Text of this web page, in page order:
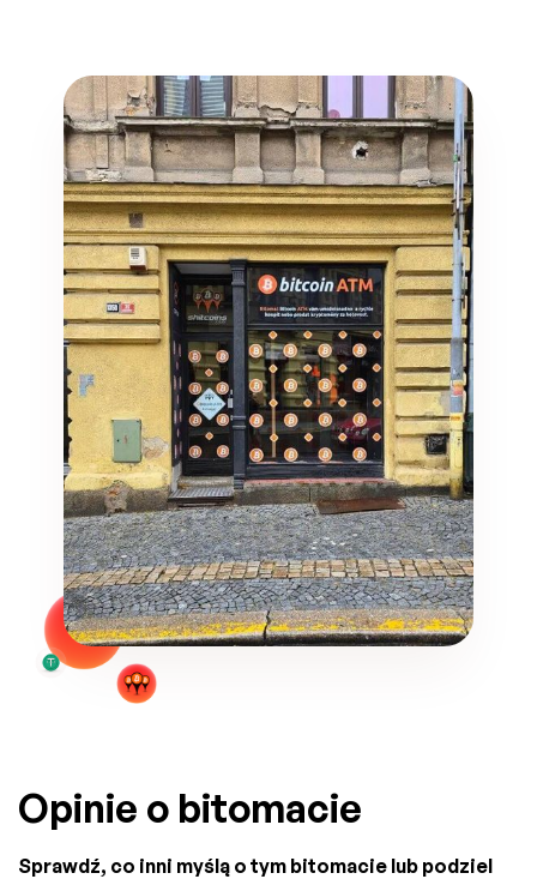
Opinie o bitomacie
Sprawdź, co inni myślą o tym bitomacie lub podziel